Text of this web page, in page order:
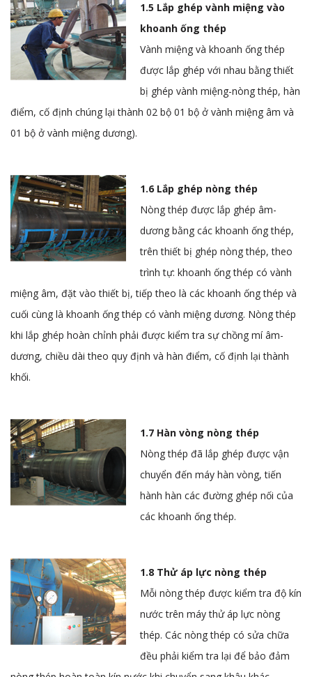
1.5 Lắp ghép vành miệng vào
khoanh ống thép
Vành miệng và khoanh ống thép
được lắp ghép với nhau bằng thiết
bị ghép vành miệng-nòng thép, hàn
điểm, cố định chúng lại thành 02 bộ 01 bộ ở vành miệng âm và
01 bộ ở vành miệng dương).
1.6 Lắp ghép nòng thép
Nòng thép được lắp ghép âm-
dương bằng các khoanh ống thép,
trên thiết bị ghép nòng thép, theo
trình tự: khoanh ống thép có vành
miệng âm, đặt vào thiết bị, tiếp theo là các khoanh ống thép và
cuối cùng là khoanh ống thép có vành miệng dương. Nòng thép
khi lắp ghép hoàn chỉnh phải được kiểm tra sự chồng mí âm-
dương, chiều dài theo quy định và hàn điểm, cố định lại thành
khối.
1.7 Hàn vòng nòng thép
Nòng thép đã lắp ghép được vận
chuyển đến máy hàn vòng, tiến
hành hàn các đường ghép nối của
các khoanh ống thép.
1.8 Thử áp lực nòng thép
Mỗi nòng thép được kiểm tra độ kín
nước trên máy thử áp lực nòng
thép. Các nòng thép có sửa chữa
đều phải kiểm tra lại để bảo đảm